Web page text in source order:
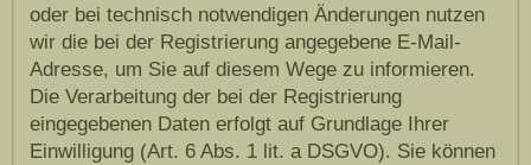
oder bei technisch notwendigen Änderungen nutzen
wir die bei der Registrierung angegebene E-Mail-
Adresse, um Sie auf diesem Wege zu informieren.
Die Verarbeitung der bei der Registrierung
eingegebenen Daten erfolgt auf Grundlage Ihrer
Einwilligung (Art. 6 Abs. 1 lit. a DSGVO). Sie können